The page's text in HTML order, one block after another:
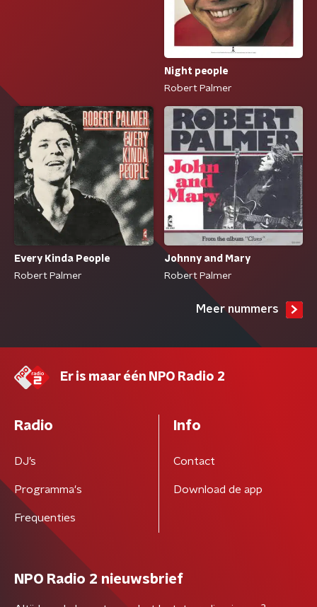
Night people
Robert Palmer
Every Kinda People
Robert Palmer
Johnny and Mary
Robert Palmer
Meer nummers
Er is maar één NPO Radio 2
Radio
DJ’s
Programma's
Frequenties
Info
Contact
Download de app
NPO Radio 2 nieuwsbrief